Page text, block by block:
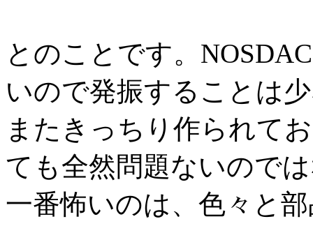
とのことです。
いので発振することは
またきっちり作られて
ても全然問題ないので
一番怖いのは、色々と